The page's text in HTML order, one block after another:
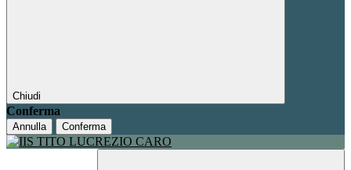
Chiudi
Conferma
Annulla Conferma